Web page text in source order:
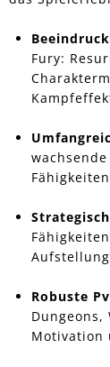
Fury:
Robuste
Motivation